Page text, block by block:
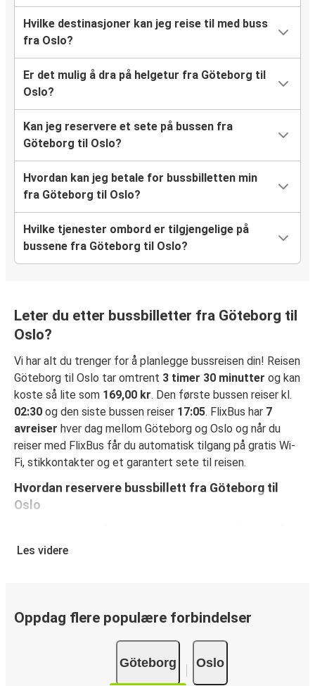
Hvilke destinasjoner kan jeg reise til med buss
fra Oslo?
Er det mulig å dra på helgetur fra Göteborg til
Oslo?
Kan jeg reservere et sete på bussen fra
Göteborg til Oslo?
Hvordan kan jeg betale for bussbilletten min
fra Göteborg til Oslo?
Hvilke tjenester ombord er tilgjengelige på
bussene fra Göteborg til Oslo?
Leter du etter bussbilletter fra Göteborg til
Oslo?
Vi har alt du trenger for å planlegge bussreisen din! Reisen
Göteborg til Oslo tar omtrent 3 timer 30 minutter og kan
koste så lite som 169,00 kr. Den første bussen reiser kl.
02:30 og den siste bussen reiser 17:05. FlixBus har 7
avreiser hver dag mellom Göteborg og Oslo og når du
reiser med FlixBus får du automatisk tilgang på gratis Wi-
Fi, stikkontakter og et garantert sete til reisen.
Hvordan reservere bussbillett fra Göteborg til
Oslo
denne nettsiden eller på den kostnadsfrie appen FlixBus
debetkort, kredittkort
Les videre
Oppdag flere populære forbindelser
Göteborg Oslo